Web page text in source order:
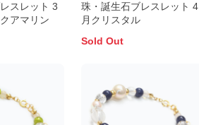
スレット 3
アマリン
珠・誕生石ブレスレット 4
月クリスタル
Sold Out